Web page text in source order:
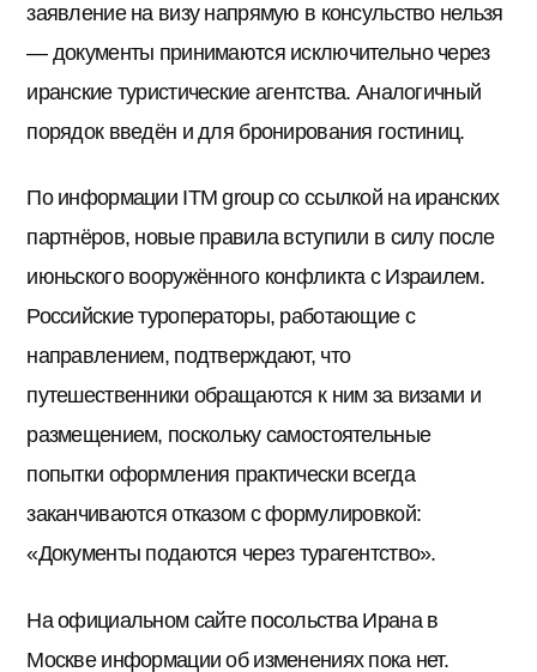
заявление на визу напрямую в консульство нельзя
— документы принимаются исключительно через
иранские туристические агентства. Аналогичный
порядок введён и для бронирования гостиниц.
По информации ITM group со ссылкой на иранских
партнёров, новые правила вступили в силу после
июньского вооружённого конфликта с Израилем.
Российские туроператоры, работающие с
направлением, подтверждают, что
путешественники обращаются к ним за визами и
размещением, поскольку самостоятельные
попытки оформления практически всегда
заканчиваются отказом с формулировкой:
«Документы подаются через турагентство».
На официальном сайте посольства Ирана в
Москве информации об изменениях пока нет.